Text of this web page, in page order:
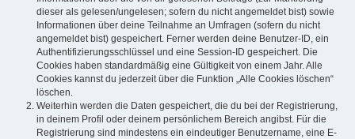
dieser als gelesen/ungelesen; sofern du nicht angemeldet bist) sowie
Informationen über deine Teilnahme an Umfragen (sofern du nicht
angemeldet bist) gespeichert. Ferner werden deine Benutzer-ID, ein
Authentifizierungsschlüssel und eine Session-ID gespeichert. Die
Cookies haben standardmäßig eine Gültigkeit von einem Jahr. Alle
Cookies kannst du jederzeit über die Funktion „Alle Cookies löschen“
löschen.
Weiterhin werden die Daten gespeichert, die du bei der Registrierung,
in deinem Profil oder deinem persönlichem Bereich angibst. Für die
Registrierung sind mindestens ein eindeutiger Benutzername, eine E-